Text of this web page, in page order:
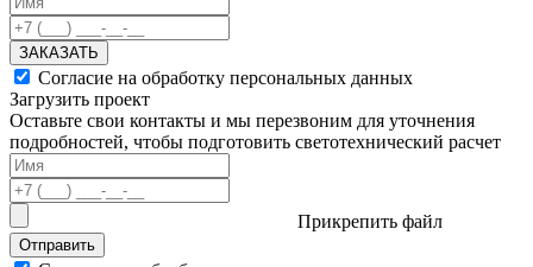
ЗАКАЗАТЬ
Согласие на обработку персональных данных
Загрузить проект
Оставьте свои контакты и мы перезвоним для уточнения
подробностей, чтобы подготовить светотехнический расчет
Прикрепить файл
Отправить